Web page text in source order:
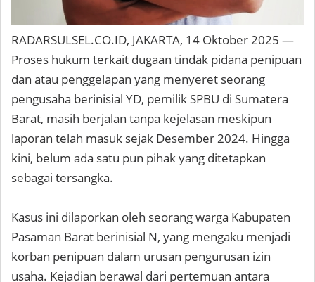
RADARSULSEL.CO.ID, JAKARTA, 14 Oktober 2025 —
Proses hukum terkait dugaan tindak pidana penipuan
dan atau penggelapan yang menyeret seorang
pengusaha berinisial YD, pemilik SPBU di Sumatera
Barat, masih berjalan tanpa kejelasan meskipun
laporan telah masuk sejak Desember 2024. Hingga
kini, belum ada satu pun pihak yang ditetapkan
sebagai tersangka.
Kasus ini dilaporkan oleh seorang warga Kabupaten
Pasaman Barat berinisial N, yang mengaku menjadi
korban penipuan dalam urusan pengurusan izin
usaha. Kejadian berawal dari pertemuan antara